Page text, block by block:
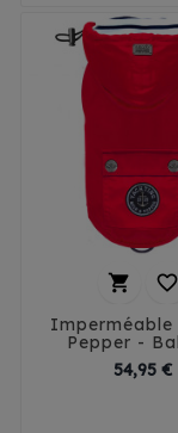
 
Imperméable
Pepper -
Rouge
54,95 €